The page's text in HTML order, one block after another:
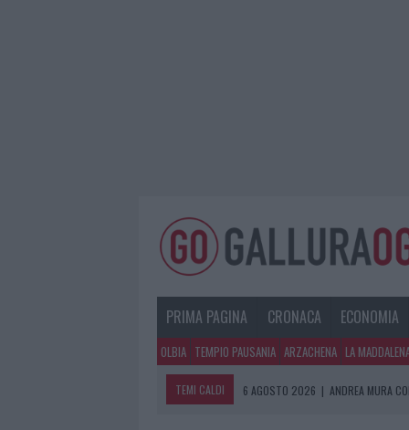
PRIMA PAGINA CRONACA ECONOMIA
OLBIA TEMPIO PAUSANIA ARZACHENA LA
TEMI CALDI 6 AGOSTO 2026 | ANDREA MURA